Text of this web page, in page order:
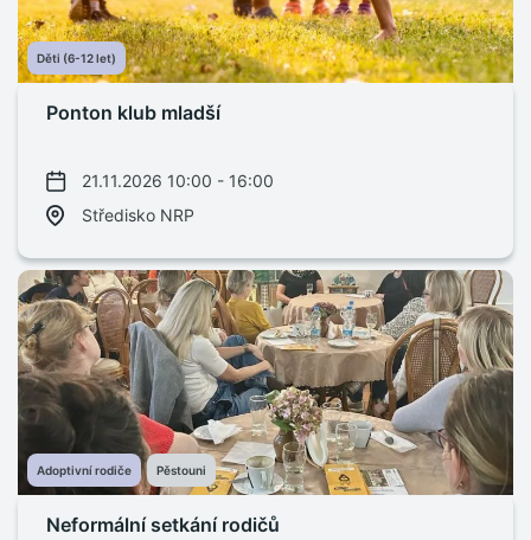
Děti (6-12 let)
Ponton klub mladší
21.11.2026 10:00 - 16:00
Středisko NRP
Adoptivní rodiče Pěstouni
Neformální setkání rodičů